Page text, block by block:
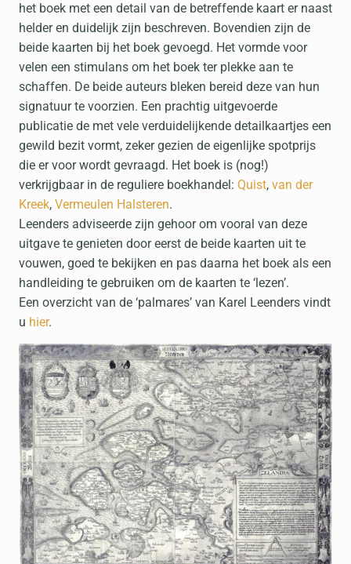
het boek met een detail van de betreffende kaart er naast
helder en duidelijk zijn beschreven. Bovendien zijn de
beide kaarten bij het boek gevoegd. Het vormde voor
velen een stimulans om het boek ter plekke aan te
schaffen. De beide auteurs bleken bereid deze van hun
signatuur te voorzien. Een prachtig uitgevoerde
publicatie de met vele verduidelijkende detailkaartjes een
gewild bezit vormt, zeker gezien de eigenlijke spotprijs
die er voor wordt gevraagd. Het boek is (nog!)
verkrijgbaar in de reguliere boekhandel: Quist, van der
Kreek, Vermeulen Halsteren.
Leenders adviseerde zijn gehoor om vooral van deze
uitgave te genieten door eerst de beide kaarten uit te
vouwen, goed te bekijken en pas daarna het boek als een
handleiding te gebruiken om de kaarten te ‘lezen’.
Een overzicht van de ‘palmares’ van Karel Leenders vindt
u hier.